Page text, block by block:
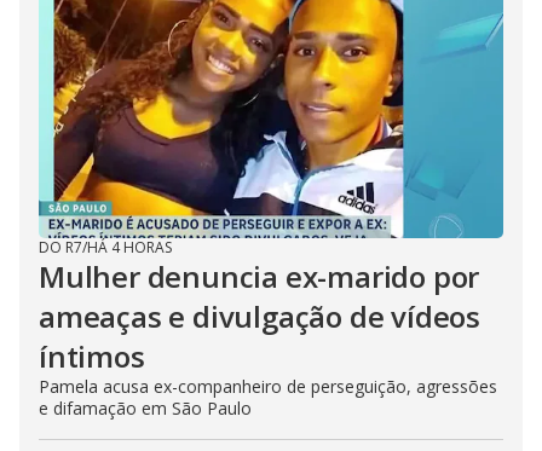
DO R7/HÁ 4 HORAS
Mulher denuncia ex-marido por
ameaças e divulgação de vídeos
íntimos
Pamela acusa ex-companheiro de perseguição, agressões
e difamação em São Paulo